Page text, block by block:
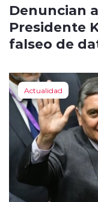
Denuncian
Presidente
falseo de
Actualidad